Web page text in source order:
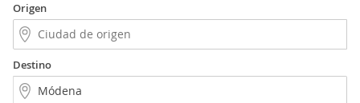
Origen
Destino